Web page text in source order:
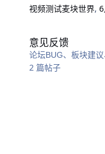
视频测试麦块世界,
意见反馈
论坛BUG、板块建
2 篇帖子